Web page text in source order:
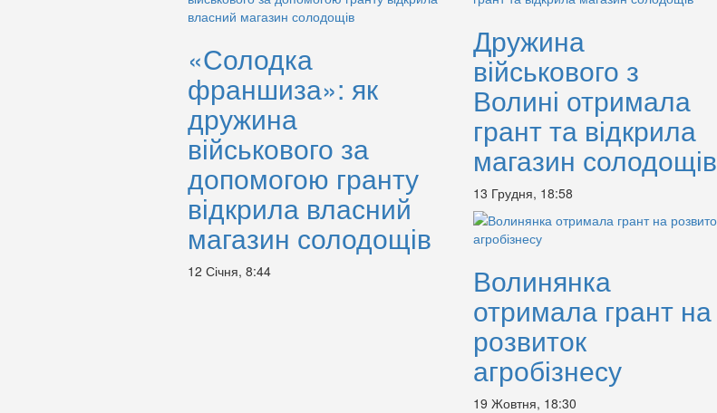
«Солодка
франшиза»: як
дружина
військового за
допомогою гранту
відкрила власний
магазин солодощів
12 Січня, 8:44
Дружина
військового з
Волині отримала
грант та відкрила
магазин солодощів
13 Грудня, 18:58
Волинянка
отримала грант на
розвиток
агробізнесу
19 Жовтня, 18:30